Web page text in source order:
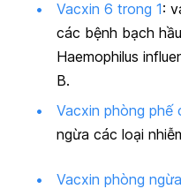
Vacxin 6 trong 1:
các bệnh bạch
Haemophilus
B.
Vacxin phòng phế
ngừa các loại
Vacxin phòng